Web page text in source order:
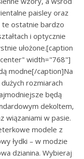
paisley oraz
te ostatnie bardzo
i optycznie
ułożone.[caption
width="768"]
modne[/caption]Na
rozmiarach
będą
dekoltem,
wiązaniami w pasie.
modele z
łydki – w modzie
dzianina. Wybieraj